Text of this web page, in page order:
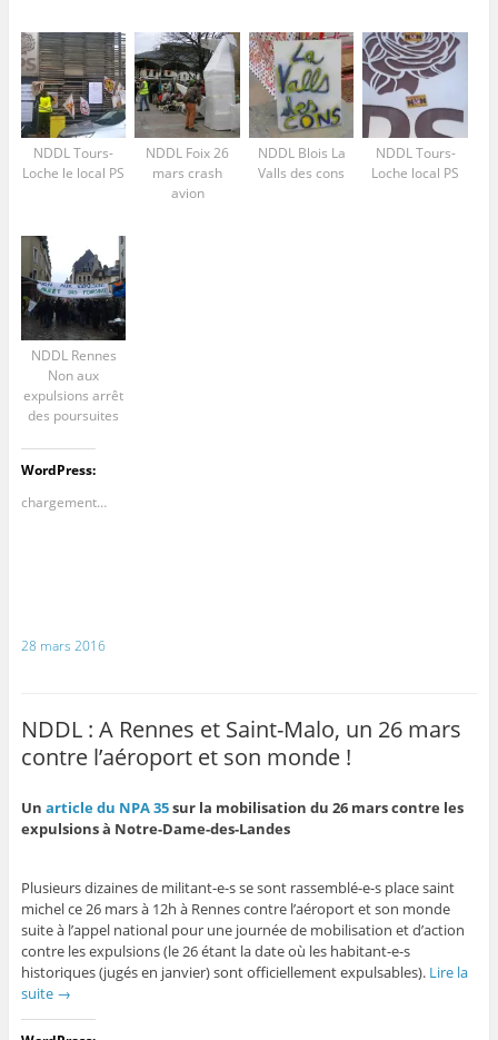
NDDL Tours-
Loche le local PS
NDDL Foix 26
mars crash
avion
NDDL Blois La
Valls des cons
NDDL Tours-
Loche local PS
NDDL Rennes
Non aux
expulsions arrêt
des poursuites
WordPress:
chargement…
28 mars 2016
NDDL : A Rennes et Saint-Malo, un 26 mars
contre l’aéroport et son monde !
Un article du NPA 35sur la mobilisation du 26 mars contre les
expulsions à Notre-Dame-des-Landes
Plusieurs dizaines de militant-e-s se sont rassemblé-e-s place saint
michel ce 26 mars à 12h à Rennes contre l’aéroport et son monde
suite à l’appel national pour une journée de mobilisation et d’action
contre les expulsions (le 26 étant la date où les habitant-e-s
historiques (jugés en janvier) sont officiellement expulsables). Lire la
suite →